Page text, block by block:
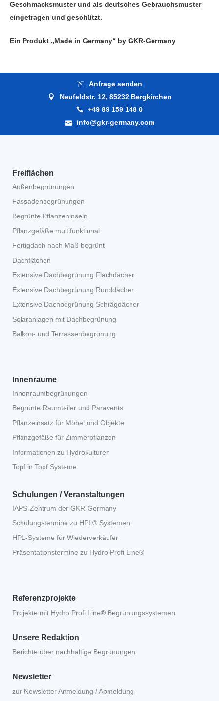
Geschmacksmuster und als deutsches Gebrauchsmuster
eingetragen und geschützt.
Ein Produkt „Made in Germany“ by GKR-Germany
Anfrage senden
Neufeldstr. 12, 85232 Bergkirchen
+49 89 159 148 0
info@gkr-germany.com
Freiflächen
Außenbegrünungen
Fassadenbegrünungen
Begrünte Pflanzeninseln
Pflanzgefäße multifunktional
Fertigdach nach Maß begrünt
Dachflächen
Extensive Dachbegrünung Flachdächer
Extensive Dachbegrünung Runddächer
Extensive Dachbegrünung Schrägdächer
Solaranlagen mit Dachbegrünung
Balkon- und Terrassenbegrünung
Innenräume
Innenraumbegrünungen
Begrünte Raumteiler und Paravents
Pflanzeinsatz für Möbel und Objekte
Pflanzgefäße für Zimmerpflanzen
Informationen zu Hydrokulturen
Topf in Topf Systeme
Schulungen / Veranstaltungen
IAPS-Zentrum der GKR-Germany
Schulungstermine zu HPL® Systemen
HPL-Systeme für Wiederverkäufer
Präsentationstermine zu Hydro Profi Line®
Referenzprojekte
Projekte mit Hydro Profi Line® Begrünungssystemen
Unsere Redaktion
Berichte über nachhaltige Begrünungen
Newsletter
zur Newsletter Anmeldung / Abmeldung